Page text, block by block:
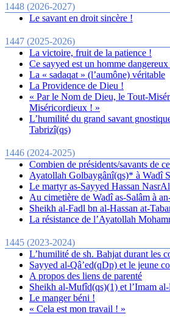
1448 (2026-2027)
Le savant en droit sincère !
1447 (2025-2026)
La victoire, fruit de la patience !
Ce sayyed est un homme dangereux
La « sadaqat » (l’aumône) véritable
La Providence de Dieu !
« Par le Nom de Dieu, le Tout-
Miséricordieux ! »
L’humilité du grand savant
Tabrizî(qs)
1446 (2024-2025)
Combien de présidents/savants de
Ayatollah Golbaygânî(qs)* à Wadî
Le martyr as-Sayyed Hassan
Au cimetière de Wadî as-Salâm à
Sheikh al-Fadl bn al-Hassan at-
La résistance de l’Ayatollah
1445 (2023-2024)
L’humilité de sh. Bahjat durant les
Sayyed al-Qâ’ed(qDp) et le jeune
A propos des liens de parenté
Sheikh al-Mufîd(qs)(1) et l’Imam
Le manger béni !
« Cela est mon travail ! »